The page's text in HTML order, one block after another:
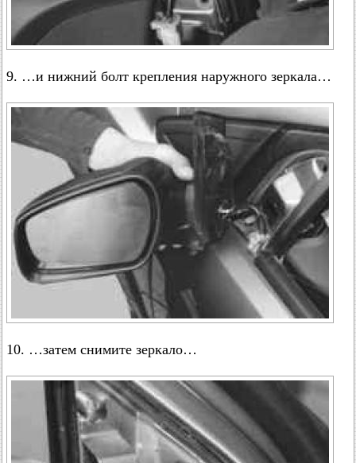
9. …и нижний болт крепления наружного зеркала…
10. …затем снимите зеркало…